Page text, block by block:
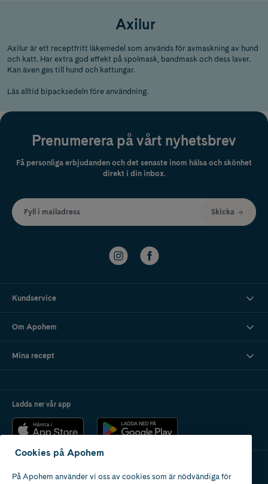
Axilur
Axilur är ett receptfritt läkemedel som används för avmaskning av hund
och katt. Har extra god effekt på spolmask, bandmask och dess laver.
Kan även ges till hund och kattungar.
Läs alltid bipacksedeln före användning.
Prenumerera på vårt nyhetsbrev
Få personliga erbjudanden och det senaste inom hälsa och skönhet
direkt i din inbox.
Fyll i mailadress Skicka
Kundservice
Om Apohem
Mina recept
Ladda ner vår app
Apotek med tillstånd
Cookies på Apohem
På Apohem använder vi oss av cookies som är nödvändiga för